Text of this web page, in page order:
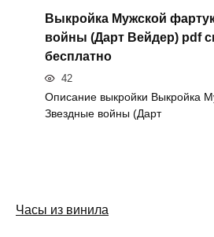
Выкройка Мужской
войны (Дарт Вейдер) pdf
бесплатно
42
Описание выкройки Выкройка
Звездные войны (Дарт
Часы из винила